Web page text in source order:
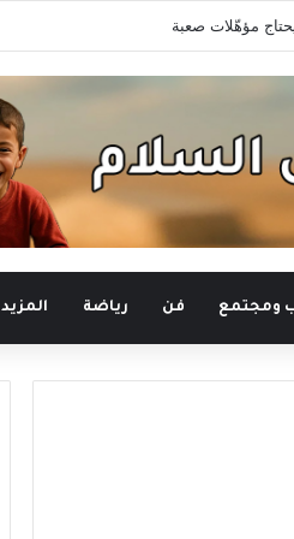
مؤهّلات صعبة
ومجتمع فن رياضة المزيد